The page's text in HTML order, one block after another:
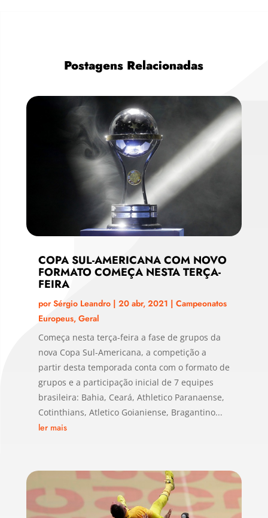
Postagens Relacionadas
COPA SUL-AMERICANA COM NOVO
FORMATO COMEÇA NESTA TERÇA-
FEIRA
porSérgio Leandro| 20 abr, 2021 | Campeonatos
Europeus, Geral
Começa nesta terça-feira a fase de grupos da
nova Copa Sul-Americana, a competição a
partir desta temporada conta com o formato de
grupos e a participação inicial de 7 equipes
brasileira: Bahia, Ceará, Athletico Paranaense,
Cotinthians, Atletico Goianiense, Bragantino...
ler mais